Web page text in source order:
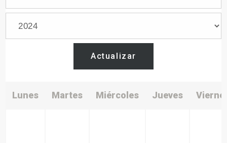
Actualizar
Lunes Martes Miércoles Jueves